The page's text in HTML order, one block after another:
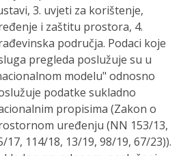
3. uvjeti za korištenje,
i zaštitu prostora, 4.
područja. Podaci koje
pregleda poslužuje su u
modelu" odnosno
podatke sukladno
propisima (Zakon o
uređenju (NN 153/13,
17, 114/18, 13/19, 98/19, 67/23)).